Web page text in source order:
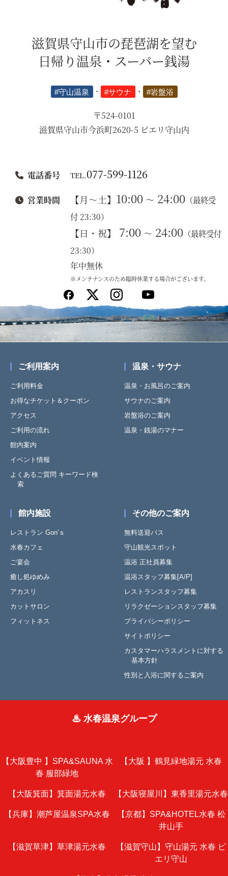
滋賀県守山市の琵琶湖を望む
日帰り温泉・スーパー銭湯
#守山温泉 ・ #サウナ ・ #岩盤浴
〒524-0101
滋賀県守山市今浜町2620-5 ピエリ守山内
電話番号 TEL.077-599-1126
営業時間 【月～土】 10:00～ 24:00（最終受
付 23:30）
【日・祝】 7:00～ 24:00（最終受付
23:30）
年中無休
※メンテナンスのため臨時休業する場合がございます。
ご利用案内
ご利用料金
お得なチケット＆クーポン
アクセス
ご利用の流れ
館内案内
イベント情報
よくあるご質問 キーワード検
索
温泉・サウナ
温泉・お風呂のご案内
サウナのご案内
岩盤浴のご案内
温泉・銭湯のマナー
館内施設
レストラン Gon'ｓ
水春カフェ
ご宴会
癒し処ゆめみ
アカスリ
カットサロン
フィットネス
その他のご案内
無料送迎バス
守山観光スポット
温浴 正社員募集
温浴スタッフ募集[A/P]
レストランスタッフ募集
リラクゼーションスタッフ募集
プライバシーポリシー
サイトポリシー
カスタマーハラスメントに対する
基本方針
性別と入浴に関するご案内
♨ 水春温泉グループ
【大阪豊中 】 SPA&SAUNA 水
春 服部緑地
【大阪 】 鶴見緑地湯元 水春
【大阪箕面】 箕面湯元水春 【大阪寝屋川】 東香里湯元水春
【兵庫】 潮芦屋温泉SPA水春 【京都】 SPA&HOTEL水春 松
井山手
【滋賀草津】 草津湯元水春 【滋賀守山】 守山湯元 水春 ピ
エリ守山